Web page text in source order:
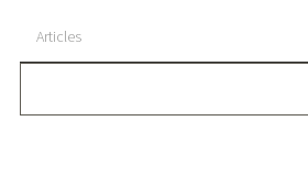
Articles